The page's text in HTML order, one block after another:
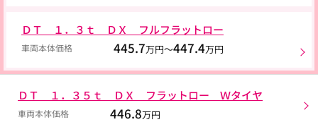
ＤＴ １．３ｔ ＤＸ フルフラットロー
車両本体価格 445.7万円～447.4万円
ＤＴ １．３５ｔ ＤＸ フラットロー Ｗタイヤ
車両本体価格 446.8万円